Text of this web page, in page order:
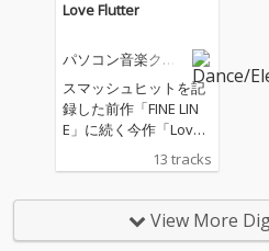
グルは長谷川白紙をヴ
になりました。2026年
はこの楽曲から駆け抜
けます。
Love Flutter
パソコン音楽クラ
スマッシュヒットを記
録した前作「FINE LIN
E」に続く今作「Love F
lutter」。これまでの彼
らの活動の音楽遍歴が
客演陣を迎え、ダンス
ミュージックというフ
13 tracks
View More